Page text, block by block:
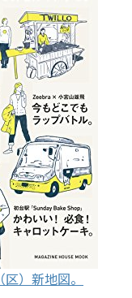
）新地図。